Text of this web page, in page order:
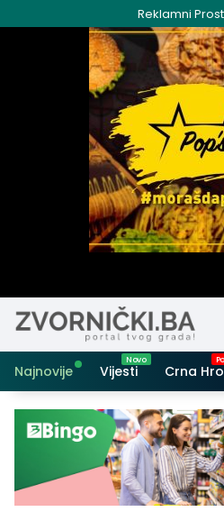
to
Reklamni
Najnovije Vijesti Crna